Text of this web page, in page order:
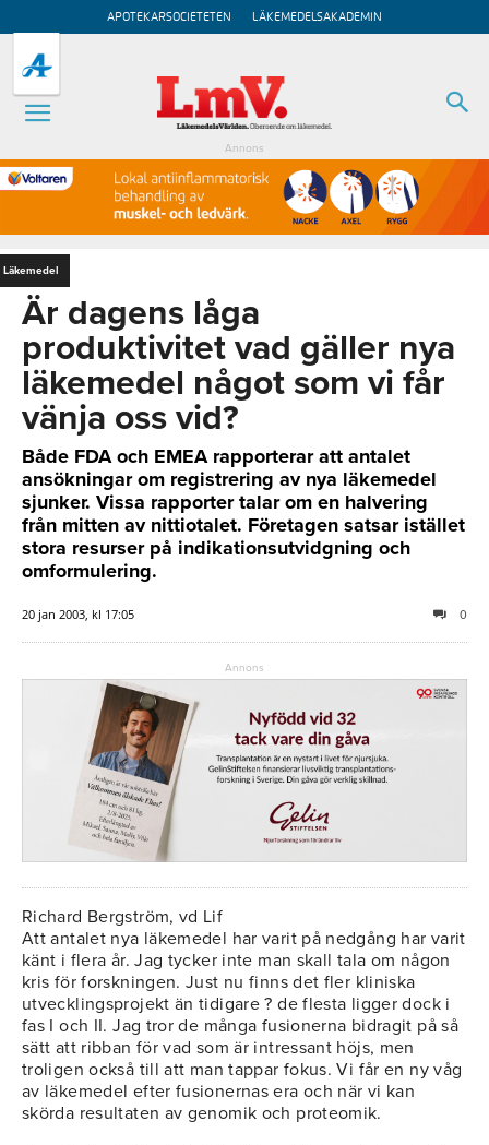
APOTEKARSOCIETETEN LÄKEMEDELSAKADEMIN
Annons
Läkemedel
Är dagens låga
produktivitet vad gäller nya
läkemedel något som vi får
vänja oss vid?
Både FDA och EMEA rapporterar att antalet
ansökningar om registrering av nya läkemedel
sjunker. Vissa rapporter talar om en halvering
från mitten av nittiotalet. Företagen satsar istället
stora resurser på indikationsutvidgning och
omformulering.
20 jan 2003, kl 17:05 0
Annons
Richard Bergström, vd Lif
Att antalet nya läkemedel har varit på nedgång har varit
känt i flera år. Jag tycker inte man skall tala om någon
kris för forskningen. Just nu finns det fler kliniska
utvecklingsprojekt än tidigare ? de flesta ligger dock i
fas I och II. Jag tror de många fusionerna bidragit på så
sätt att ribban för vad som är intressant höjs, men
troligen också till att man tappar fokus. Vi får en ny våg
av läkemedel efter fusionernas era och när vi kan
skörda resultaten av genomik och proteomik.